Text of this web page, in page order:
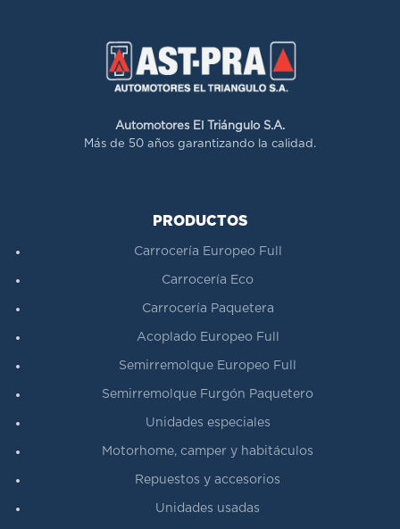
Automotores El Triángulo S.A.
Más de 50 años garantizando la calidad.
PRODUCTOS
Carrocería Europeo Full
Carrocería Eco
Carrocería Paquetera
Acoplado Europeo Full
Semirremolque Europeo Full
Semirremolque Furgón Paquetero
Unidades especiales
Motorhome, camper y habitáculos
Repuestos y accesorios
Unidades usadas